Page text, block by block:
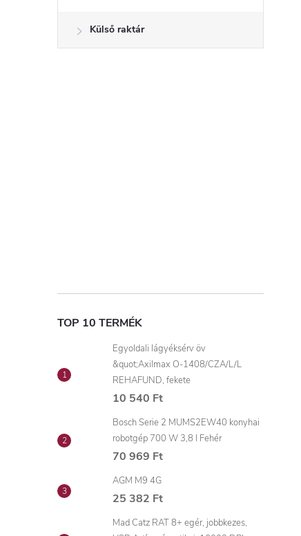
Külső raktár
TOP 10 TERMÉK
Egyoldali lágyéksérv öv
&quot;Axilmax O-1408/CZA/L/L
REHAFUND, fekete
10 540 Ft
Bosch Serie 2 MUMS2EW40 konyhai
robotgép 700 W 3,8 l Fehér
70 969 Ft
AGM M9 4G
25 382 Ft
Mad Catz RAT 8+ egér, jobbkezes,